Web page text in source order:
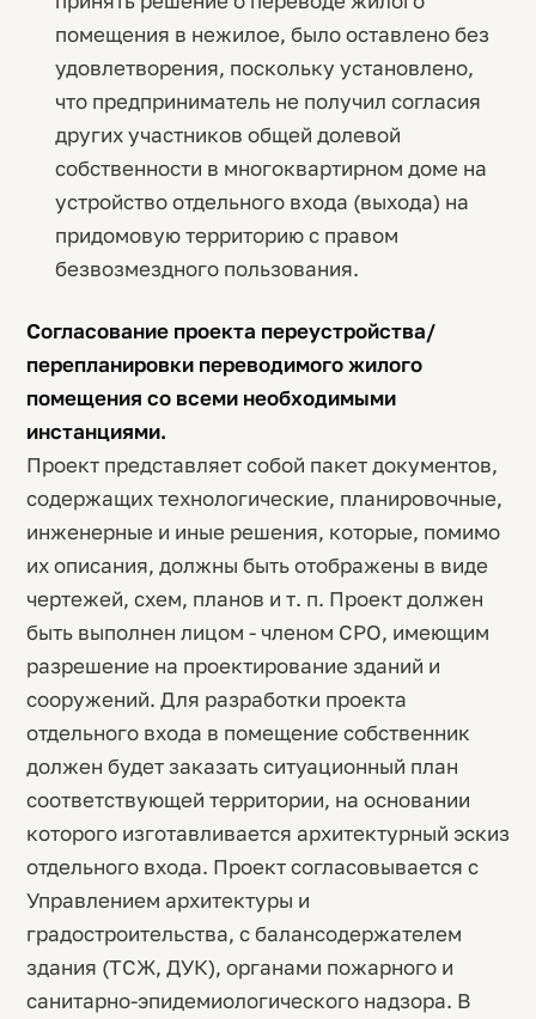
помещения в нежилое, было оставлено без
удовлетворения, поскольку установлено,
что предприниматель не получил согласия
других участников общей долевой
собственности в многоквартирном доме на
устройство отдельного входа (выхода) на
придомовую территорию с правом
безвозмездного пользования.
Согласование проекта переустройства/
перепланировки переводимого жилого
помещения со всеми необходимыми
инстанциями.
Проект представляет собой пакет документов,
содержащих технологические, планировочные,
инженерные и иные решения, которые, помимо
их описания, должны быть отображены в виде
чертежей, схем, планов и т. п. Проект должен
быть выполнен лицом - членом СРО, имеющим
разрешение на проектирование зданий и
сооружений. Для разработки проекта
отдельного входа в помещение собственник
должен будет заказать ситуационный план
соответствующей территории, на основании
которого изготавливается архитектурный эскиз
отдельного входа. Проект согласовывается с
Управлением архитектуры и
градостроительства, с балансодержателем
здания (ТСЖ, ДУК), органами пожарного и
санитарно-эпидемиологического надзора. В